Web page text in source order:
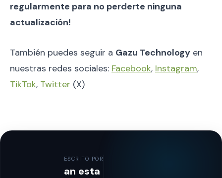
regularmente para no perderte ninguna
actualización!
También puedes seguir a Gazu Technology en
nuestras redes sociales: Facebook, Instagram,
TikTok, Twitter (X)
ESCRITO POR
an esta